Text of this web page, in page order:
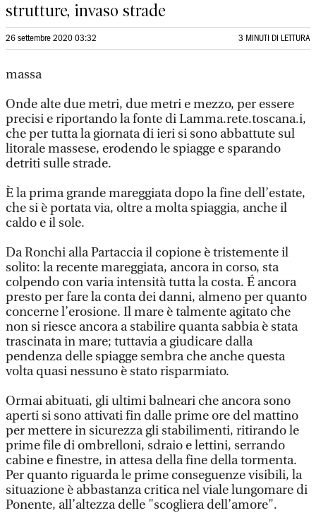
strutture, invaso strade
26 settembre 2020 03:32 3 MINUTI DI LETTURA
massa
Onde alte due metri, due metri e mezzo, per essere
precisi e riportando la fonte di Lamma.rete.toscana.i,
che per tutta la giornata di ieri si sono abbattute sul
litorale massese, erodendo le spiagge e sparando
detriti sulle strade.
È la prima grande mareggiata dopo la fine dell’estate,
che si è portata via, oltre a molta spiaggia, anche il
caldo e il sole.
Da Ronchi alla Partaccia il copione è tristemente il
solito: la recente mareggiata, ancora in corso, sta
colpendo con varia intensità tutta la costa. É ancora
presto per fare la conta dei danni, almeno per quanto
concerne l’erosione. Il mare è talmente agitato che
non si riesce ancora a stabilire quanta sabbia è stata
trascinata in mare; tuttavia a giudicare dalla
pendenza delle spiagge sembra che anche questa
volta quasi nessuno è stato risparmiato.
Ormai abituati, gli ultimi balneari che ancora sono
aperti si sono attivati fin dalle prime ore del mattino
per mettere in sicurezza gli stabilimenti, ritirando le
prime file di ombrelloni, sdraio e lettini, serrando
cabine e finestre, in attesa della fine della tormenta.
Per quanto riguarda le prime conseguenze visibili, la
situazione è abbastanza critica nel viale lungomare di
Ponente, all’altezza delle "scogliera dell’amore".